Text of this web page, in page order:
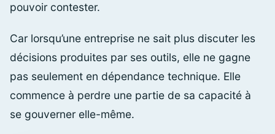
pouvoir contester.
Car lorsqu’une entreprise ne sait plus discuter les
décisions produites par ses outils, elle ne gagne
pas seulement en dépendance technique. Elle
commence à perdre une partie de sa capacité à
se gouverner elle-même.